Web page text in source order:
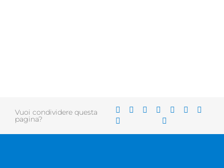
Vuoi condividere questa
pagina?